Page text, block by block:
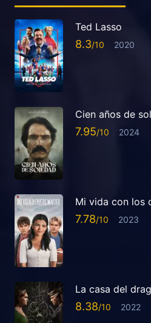
Ted Lasso
8.3 2020
Cien años de
7.95 2024
Mi vida con los
7.78 2023
La casa del
8.38 2022